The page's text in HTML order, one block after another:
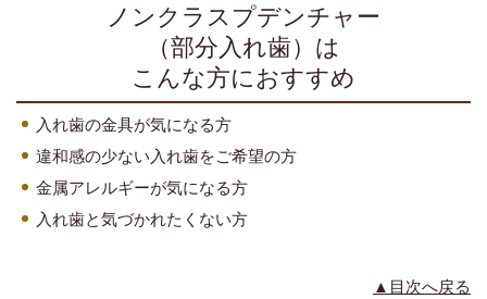
ノンクラスプデンチャー
（部分入れ歯）は
こんな方におすすめ
入れ歯の金具が気になる方
違和感の少ない入れ歯をご希望の方
金属アレルギーが気になる方
入れ歯と気づかれたくない方
▲目次へ戻る